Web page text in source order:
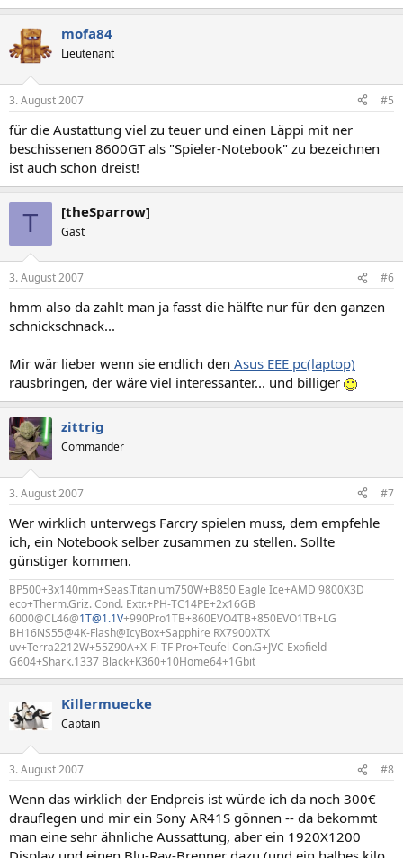
mofa84
Lieutenant
3. August 2007 #5
für die Austattung viel zu teuer und einen Läppi mit ner
beschissenen 8600GT als "Spieler-Notebook" zu bezeichnen
ist auch schon dreist!
T [theSparrow]
Gast
3. August 2007 #6
hmm also da zahlt man ja fasst die hälfte nur für den ganzen
schnickschnack...
Mir wär lieber wenn sie endlich den Asus EEE pc(laptop)
rausbringen, der wäre viel interessanter... und billiger
zittrig
Commander
3. August 2007 #7
Wer wirklich unterwegs Farcry spielen muss, dem empfehle
ich, ein Notebook selber zusammen zu stellen. Sollte
günstiger kommen.
BP500+3x140mm+Seas.Titanium750W+B850 Eagle Ice+AMD 9800X3D
eco+Therm.Griz. Cond. Extr.+PH-TC14PE+2x16GB
6000@CL46@1T@1.1V+990Pro1TB+860EVO4TB+850EVO1TB+LG
BH16NS55@4K-Flash@IcyBox+Sapphire RX7900XTX
uv+Terra2212W+55Z90A+X-Fi TF Pro+Teufel Con.G+JVC Exofield-
G604+Shark.1337 Black+K360+10Home64+1Gbit
Killermuecke
Captain
3. August 2007 #8
Wenn das wirklich der Endpreis ist würde ich da noch 300€
drauflegen und mir ein Sony AR41S gönnen -- da bekommt
man eine sehr ähnliche Aussattung, aber ein 1920X1200